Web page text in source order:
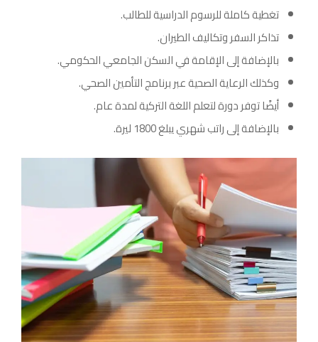
تغطية كاملة للرسوم الدراسية للطالب.
تذاكر السفر وتكاليف الطيران.
بالإضافة إلى الإقامة في السكن الجامعي الحكومي.
وكذلك الرعاية الصحية عبر برنامج التأمين الصحي.
أيضًا توفر دورة لتعلم اللغة التركية لمدة عام.
بالإضافة إلى راتب شهري يبلغ 1800 ليرة.